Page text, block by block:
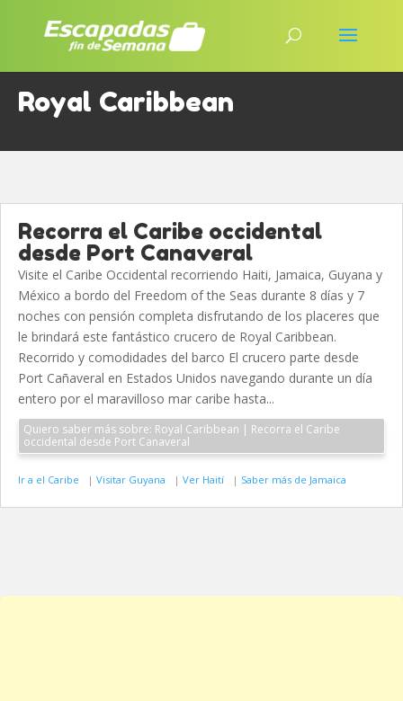
Royal Caribbean
Recorra el Caribe occidental
desde Port Canaveral
Visite el Caribe Occidental recorriendo Haiti, Jamaica, Guyana y
México a bordo del Freedom of the Seas durante 8 días y 7
noches con pensión completa disfrutando de los placeres que
le brindará este fantástico crucero de Royal Caribbean.
Recorrido y comodidades del barco El crucero parte desde
Port Cañaveral en Estados Unidos navegando durante un día
entero por el maravilloso mar caribe hasta...
Quiero saber más sobre: Royal Caribbean | Recorra el Caribe
occidental desde Port Canaveral
Ir a el Caribe | Visitar Guyana | Ver Haití | Saber más de Jamaica